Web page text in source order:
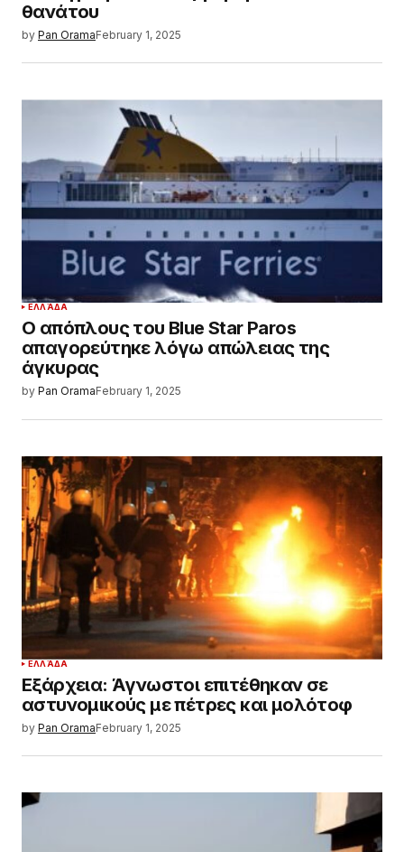
θανάτου
by Pan OramaFebruary 1, 2025
ΕΛΛΆΔΑ
Ο απόπλους του Blue Star Paros
απαγορεύτηκε λόγω απώλειας της
άγκυρας
by Pan OramaFebruary 1, 2025
ΕΛΛΆΔΑ
Εξάρχεια: Άγνωστοι επιτέθηκαν σε
αστυνομικούς με πέτρες και μολότοφ
by Pan OramaFebruary 1, 2025